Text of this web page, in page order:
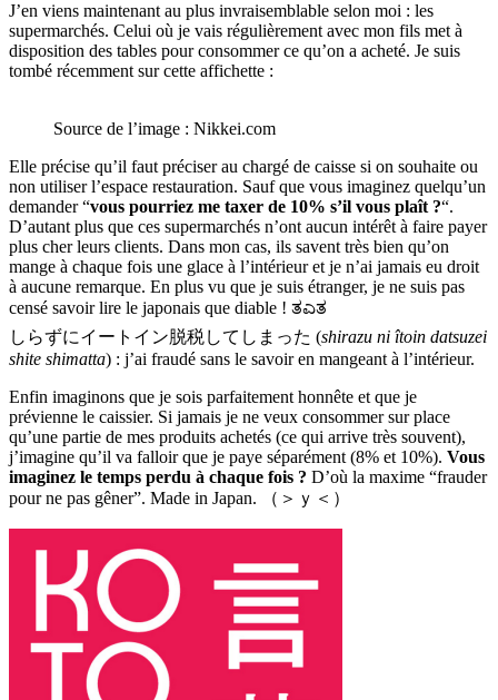
J’en viens maintenant au plus invraisemblable selon moi : les
supermarchés. Celui où je vais régulièrement avec mon fils met à
disposition des tables pour consommer ce qu’on a acheté. Je suis
tombé récemment sur cette affichette :
Source de l’image : Nikkei.com
Elle précise qu’il faut préciser au chargé de caisse si on souhaite ou
non utiliser l’espace restauration. Sauf que vous imaginez quelqu’un
demander “vous pourriez me taxer de 10% s’il vous plaît ?“.
D’autant plus que ces supermarchés n’ont aucun intérêt à faire payer
plus cher leurs clients. Dans mon cas, ils savent très bien qu’on
mange à chaque fois une glace à l’intérieur et je n’ai jamais eu droit
à aucune remarque. En plus vu que je suis étranger, je ne suis pas
censé savoir lire le japonais que diable ! ತಎತ
しらずにイートイン脱税してしまった (shirazu ni îtoin datsuzei
shite shimatta) : j’ai fraudé sans le savoir en mangeant à l’intérieur.
Enfin imaginons que je sois parfaitement honnête et que je
prévienne le caissier. Si jamais je ne veux consommer sur place
qu’une partie de mes produits achetés (ce qui arrive très souvent),
j’imagine qu’il va falloir que je paye séparément (8% et 10%). Vous
imaginez le temps perdu à chaque fois ? D’où la maxime “frauder
pour ne pas gêner”. Made in Japan. （＞ｙ＜）